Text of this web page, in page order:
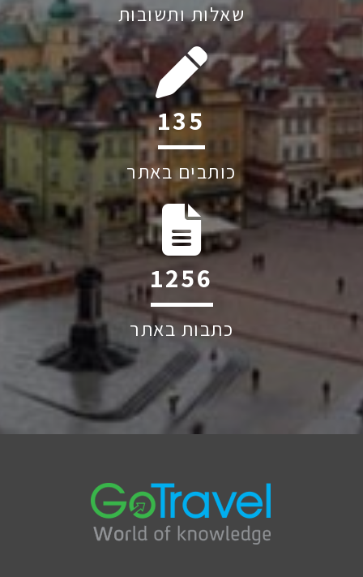
שאלות ותשובות
202
כותבים באתר
1884
כתבות באתר